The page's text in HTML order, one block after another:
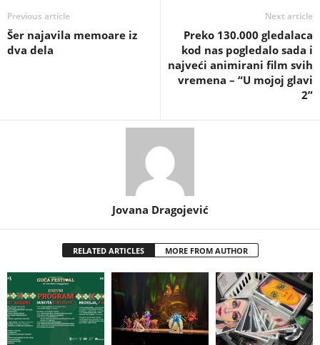
Previous article
Šer najavila memoare iz
dva dela
Next article
Preko 130.000 gledalaca
kod nas pogledalo sada i
najveći animirani film svih
vremena – “U mojoj glavi
2”
Jovana Dragojević
RELATED ARTICLES MORE FROM AUTHOR